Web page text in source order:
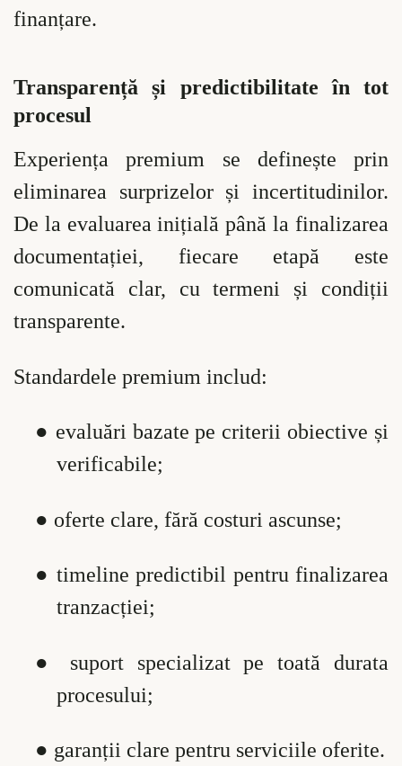
finanțare.
Transparență și predictibilitate în tot
procesul
Experiența premium se definește prin
eliminarea surprizelor și incertitudinilor.
De la evaluarea inițială până la finalizarea
documentației, fiecare etapă este
comunicată clar, cu termeni și condiții
transparente.
Standardele premium includ:
● evaluări bazate pe criterii obiective și
verificabile;
● oferte clare, fără costuri ascunse;
● timeline predictibil pentru finalizarea
tranzacției;
● suport specializat pe toată durata
procesului;
● garanții clare pentru serviciile oferite.